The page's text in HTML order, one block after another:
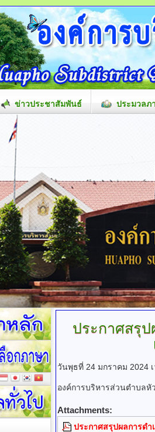
ข่าวประชาสัมพันธ์ ประมวลภ
ประกาศสรุ
วันพุธที่ 24 มกราคม 2024
องค์การบริหารส่วนตำบลหั
Attachments:
ประกาศสรุปผลการดำ